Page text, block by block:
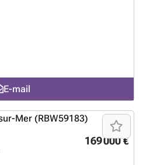
E-mail
169 000 €